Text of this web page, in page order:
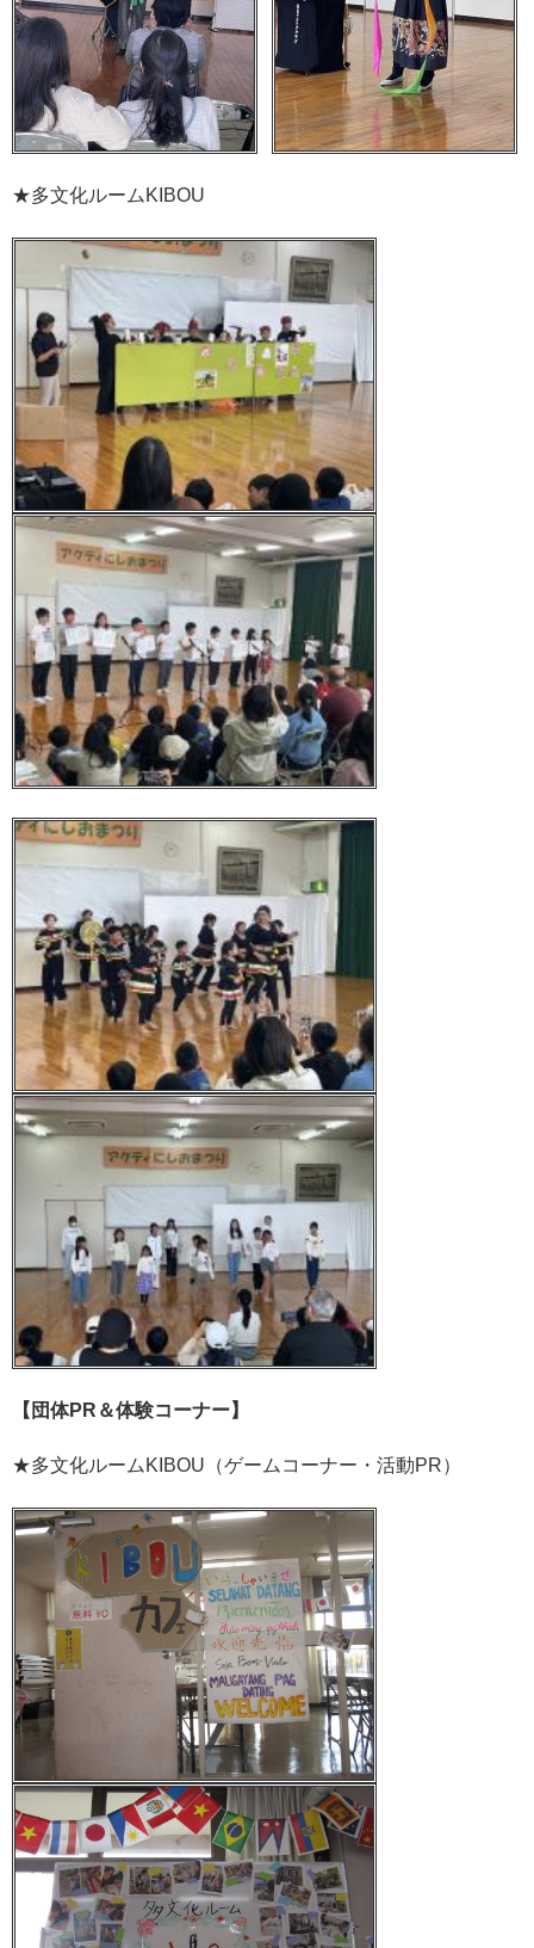
★多文化ルームKIBOU
【団体PR＆体験コーナー】
★多文化ルームKIBOU（ゲームコーナー・活動PR）